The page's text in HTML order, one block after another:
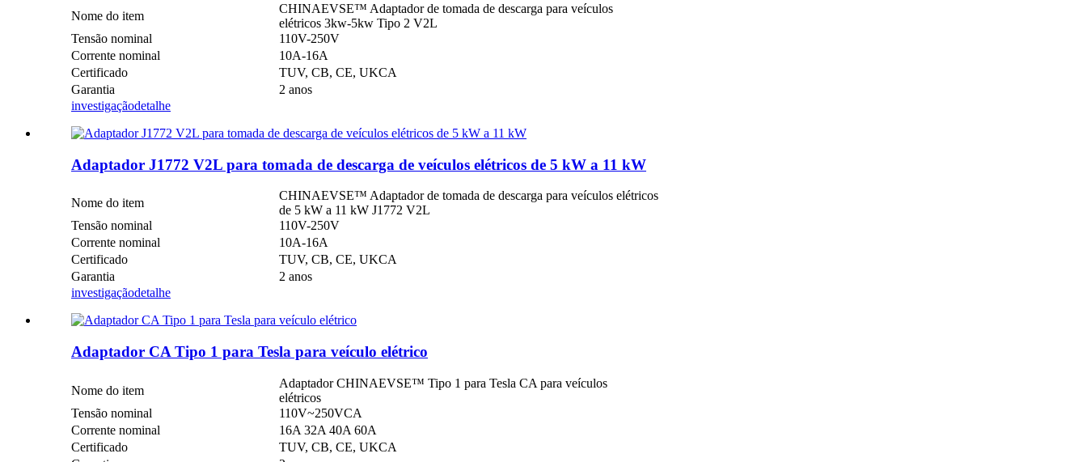
Nome do item
CHINAEVSE™️ Adaptador de tomada de descarga para veículos
elétricos 3kw-5kw Tipo 2 V2L
Tensão nominal
110V-250V
Corrente nominal
10A-16A
Certificado
TUV, CB, CE, UKCA
Garantia
2 anos
investigaçãodetalhe
Adaptador J1772 V2L para tomada de descarga de veículos elétricos de 5 kW a 11 kW
Nome do item
CHINAEVSE™️ Adaptador de tomada de descarga para veículos elétricos
de 5 kW a 11 kW J1772 V2L
Tensão nominal
110V-250V
Corrente nominal
10A-16A
Certificado
TUV, CB, CE, UKCA
Garantia
2 anos
investigaçãodetalhe
Adaptador CA Tipo 1 para Tesla para veículo elétrico
Nome do item
Adaptador CHINAEVSE™ Tipo 1 para Tesla CA para veículos
elétricos
Tensão nominal
110V~250VCA
Corrente nominal
16A 32A 40A 60A
Certificado
TUV, CB, CE, UKCA